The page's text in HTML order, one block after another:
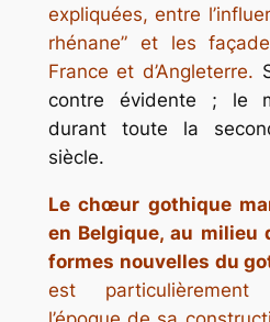
expliquées, entre
rhénane” et les
France et d’Angleterre.
contre évidente ; le
durant toute la
siècle.
Le chœur gothique
en Belgique, au milieu
formes nouvelles du
est